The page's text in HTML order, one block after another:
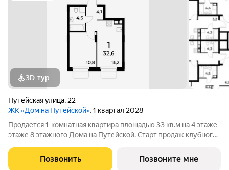
3D-тур
Путейская улица, 22
ЖК «Дом на Путейской», 1 квартал 2028
Продается 1-комнатная квартира площадью 33 кв.м на 4 этаже
этаже 8 этажного Дома на Путейской. Старт продаж клубного
от ГК АГРОСПЕЦТЕХ средней этажности (8 этажей) в
Канавинском районе, рядом
Позвонить Позвоните мне